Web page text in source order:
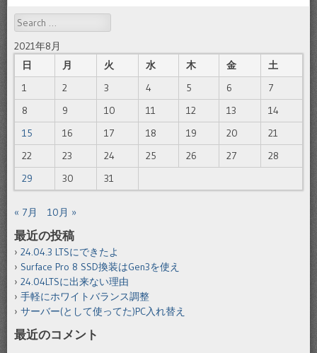
Search
2021年8月
日
月 火 水 木 金
土
1
2 3 4 5 6
7
8
9 10 11 12 13
14
15
16 17 18 19 20
21
22
23 24 25 26 27
28
29
30 31
« 7月 10月 »
最近の投稿
24.04.3 LTSにできたよ
Surface Pro 8 SSD換装はGen3を使え
24.04LTSに出来ない理由
手軽にホワイトバランス調整
サーバー(として使ってた)PC入れ替え
最近のコメント